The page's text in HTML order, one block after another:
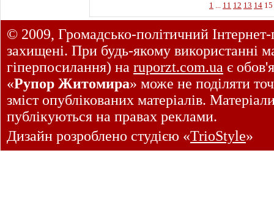
1 ... 11 12 13 14 15
© 2009, Громадсько-політичний
захищені. При будь-якому використанні
гіперпосилання) на ruporzt.com.ua є
«Рупор Житомира» може не поділяти
зміст опублікованих матеріалів.
публікуються на правах реклами.
Дизайн розроблено студією «TrioStyle»